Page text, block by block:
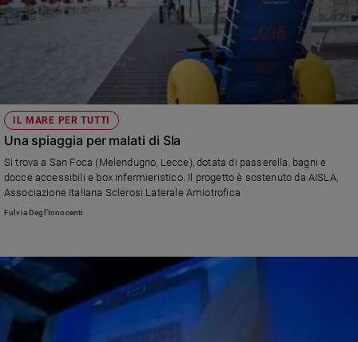
IL MARE PER TUTTI
Una spiaggia per malati di Sla
Si trova a San Foca (Melendugno, Lecce), dotata di passerella, bagni e
docce accessibili e box infermieristico. Il progetto è sostenuto da AISLA,
Associazione Italiana Sclerosi Laterale Amiotrofica
Fulvia Degl'Innocenti